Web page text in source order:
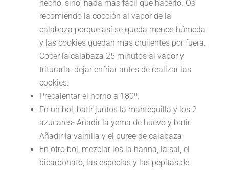
hecho, sino, nada mas fácil que hacerlo. Os
recomiendo la cocción al vapor de la
calabaza porque así se queda menos húmeda
y las cookies quedan mas crujientes por fuera.
Cocer la calabaza 25 minutos al vapor y
triturarla. dejar enfriar antes de realizar las
cookies.
Precalentar el horno a 180º.
En un bol, batir juntos la mantequilla y los 2
azucares- Añadir la yema de huevo y batir.
Añadir la vainilla y el puree de calabaza
En otro bol, mezclar los la harina, la sal, el
bicarbonato, las especias y las pepitas de